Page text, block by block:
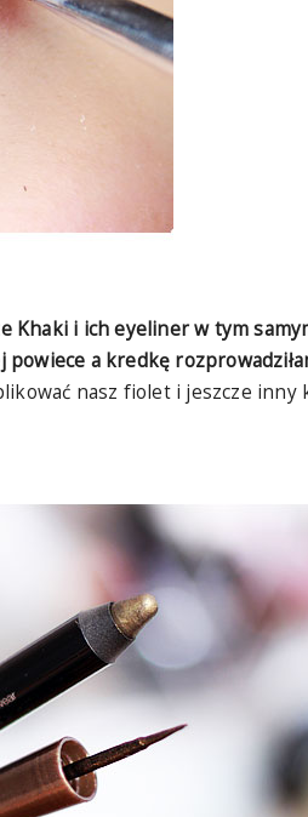
Khaki i ich eyeliner w tym
powiece a kredkę
nasz fiolet i jeszcze inny